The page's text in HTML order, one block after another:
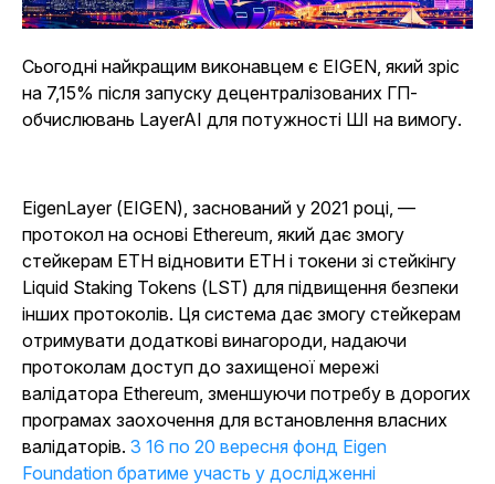
Сьогодні найкращим виконавцем є EIGEN, який зріс
на 7,15% після запуску децентралізованих ГП-
обчислювань LayerAI для потужності ШІ на вимогу.
EigenLayer (EIGEN), заснований у 2021 році, —
протокол на основі Ethereum, який дає змогу
стейкерам ETH відновити ETH і токени зі стейкінгу
Liquid Staking Tokens (LST) для підвищення безпеки
інших протоколів. Ця система дає змогу стейкерам
отримувати додаткові винагороди, надаючи
протоколам доступ до захищеної мережі
валідатора Ethereum, зменшуючи потребу в дорогих
програмах заохочення для встановлення власних
валідаторів. З 16 по 20 вересня фонд Eigen
Foundation братиме участь у дослідженні